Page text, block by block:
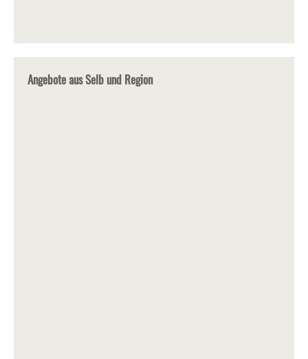
Angebote aus Selb und Region